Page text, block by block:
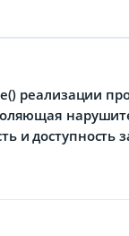
реализации
и